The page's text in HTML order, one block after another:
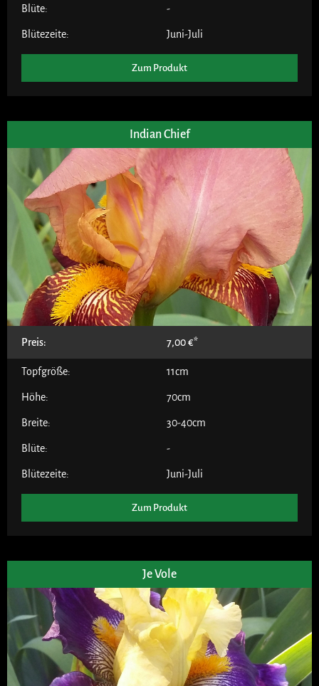
Blüte: -
Blütezeite: Juni-Juli
Zum Produkt
Indian Chief
Preis: 7,00€
Topfgröße: 11cm
Höhe: 70cm
Breite: 30-40cm
Blüte: -
Blütezeite: Juni-Juli
Zum Produkt
Je Vole